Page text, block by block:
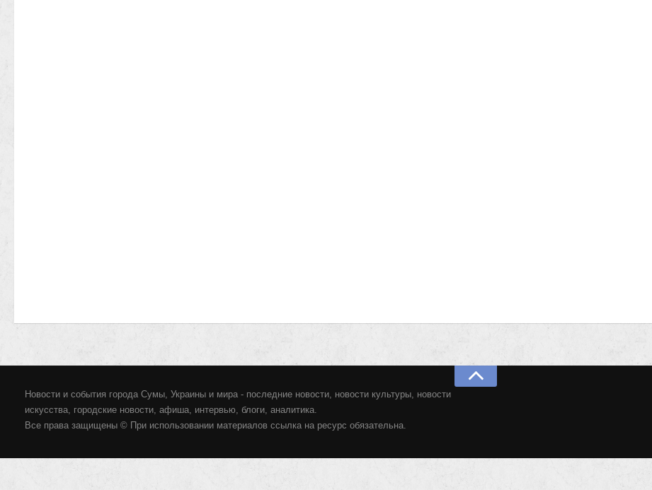
Новости и события города Сумы, Украины и мира - последние новости, новости культуры, новости
искусства, городские новости, афиша, интервью, блоги, аналитика.
Все права защищены © При использовании материалов ссылка на ресурс обязательна.